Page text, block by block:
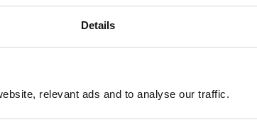
Details
relevant ads and to analyse our traffic.